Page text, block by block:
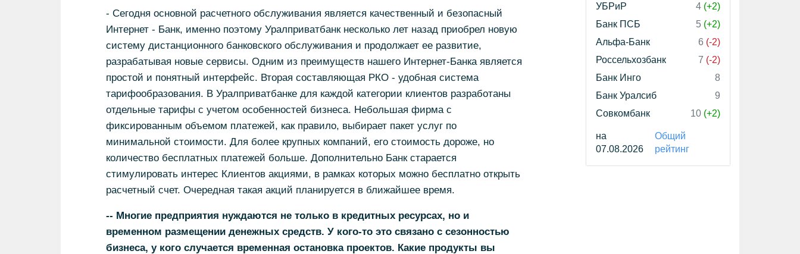
- Сегодня основной расчетного обслуживания является качественный и безопасный
Интернет - Банк, именно поэтому Уралприватбанк несколько лет назад приобрел новую
систему дистанционного банковского обслуживания и продолжает ее развитие,
разрабатывая новые сервисы. Одним из преимуществ нашего Интернет-Банка является
простой и понятный интерфейс. Вторая составляющая РКО - удобная система
тарифообразования. В Уралприватбанке для каждой категории клиентов разработаны
отдельные тарифы с учетом особенностей бизнеса. Небольшая фирма с
фиксированным объемом платежей, как правило, выбирает пакет услуг по
минимальной стоимости. Для более крупных компаний, его стоимость дороже, но
количество бесплатных платежей больше. Дополнительно Банк старается
стимулировать интерес Клиентов акциями, в рамках которых можно бесплатно открыть
расчетный счет. Очередная такая акций планируется в ближайшее время.
-- Многие предприятия нуждаются не только в кредитных ресурсах, но и
временном размещении денежных средств. У кого-то это связано с сезонностью
бизнеса, у кого случается временная остановка проектов. Какие продукты вы
УБРиР
4 (+2)
Банк ПСБ
5 (+2)
Альфа-Банк
6 (-2)
Россельхозбанк
7 (-2)
Банк Инго
8
Банк Уралсиб
9
Совкомбанк
10 (+2)
на
07.08.2026
Общий
рейтинг